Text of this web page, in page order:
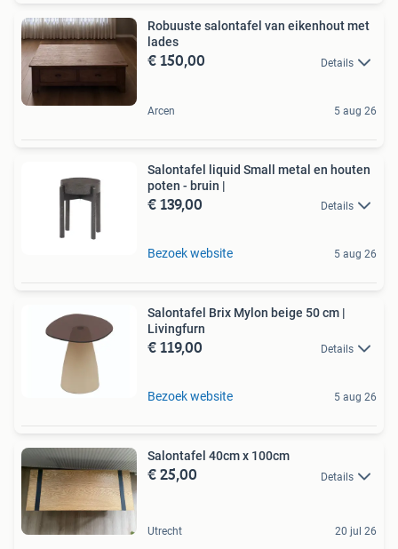
Robuuste salontafel van eikenhout met
lades
€ 150,00 Details
Arcen 5 aug 26
Salontafel liquid Small metal en houten
poten - bruin |
€ 139,00 Details
Bezoek website 5 aug 26
Salontafel Brix Mylon beige 50 cm |
Livingfurn
€ 119,00 Details
Bezoek website 5 aug 26
Salontafel 40cm x 100cm
€ 25,00 Details
Utrecht 20 jul 26